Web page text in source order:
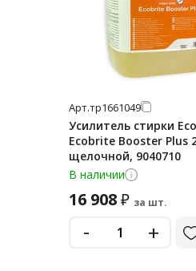
Арт.тр1661049
Усилитель стирки
Ecobrite Booster Plus
щелочной, 9040710
В наличии
16 908₽ за шт.
- +